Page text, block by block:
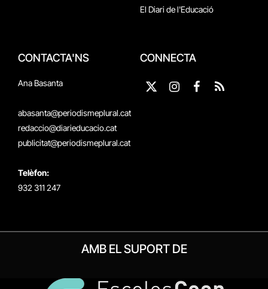
El Diari de l'Educació
CONTACTA'NS
Ana Basanta
abasanta@periodismeplural.cat
redaccio@diarieducacio.cat
publicitat@periodismeplural.cat
Telèfon:
932 311 247
CONNECTA
X
Instagram
Facebook
RSS
AMB EL SUPORT DE